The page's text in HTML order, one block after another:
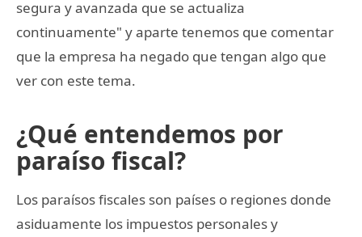
segura y avanzada que se actualiza
continuamente" y aparte tenemos que comentar
que la empresa ha negado que tengan algo que
ver con este tema.
¿Qué entendemos por
paraíso fiscal?
Los paraísos fiscales son países o regiones donde
asiduamente los impuestos personales y